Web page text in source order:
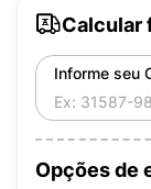
Calcular
Informe seu
Opções de